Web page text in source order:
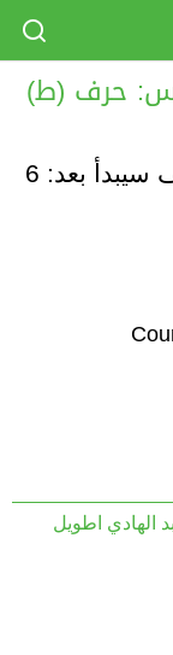
سيبدأ بعد: 6
الهادي اطويل